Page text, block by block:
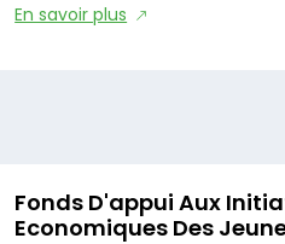
En savoir plus
Fonds D'appui Aux
Economiques Des